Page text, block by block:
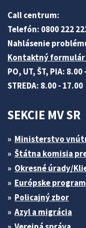
Call centrum:
Telefón: 0800 222
Nahlásenie
Kontaktný formulár
PO, UT, ŠT, PIA: 8.00
STREDA: 8.00 - 17.00
SEKCIE MV SR
Ministerstvo
Štátna komisia
Okresné úrady/
Európske
Policajný zbor
Azyl a migrácia